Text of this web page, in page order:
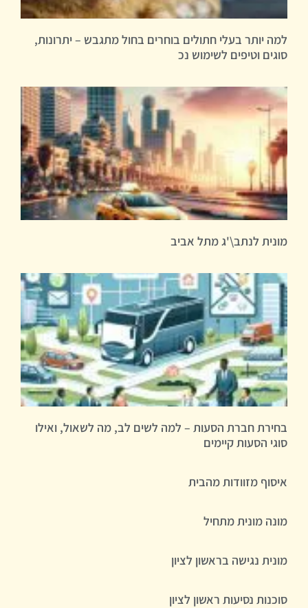
למה יותר בעלי חתולים בוחרים בחול מתגבש – יתרונות,
סוגים וטיפים לשימוש נכ
מונית לנתב\'ג מתל אביב
בחירת חברת הסעות – למה לשים לב, מה לשאול, ואילו
סוגי הסעות קיימים
איסוף מזוודות מהבית
מונה מונית מתחיל
מונית נגישה בראשון לציון
סוכנות נסיעות ראשון לציון